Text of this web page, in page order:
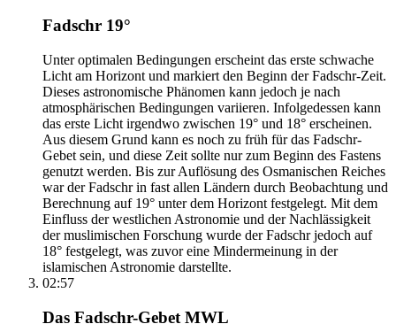
Fadschr 19°
Unter optimalen Bedingungen erscheint das erste schwache
Licht am Horizont und markiert den Beginn der Fadschr-Zeit.
Dieses astronomische Phänomen kann jedoch je nach
atmosphärischen Bedingungen variieren. Infolgedessen kann
das erste Licht irgendwo zwischen 19° und 18° erscheinen.
Aus diesem Grund kann es noch zu früh für das Fadschr-
Gebet sein, und diese Zeit sollte nur zum Beginn des Fastens
genutzt werden. Bis zur Auflösung des Osmanischen Reiches
war der Fadschr in fast allen Ländern durch Beobachtung und
Berechnung auf 19° unter dem Horizont festgelegt. Mit dem
Einfluss der westlichen Astronomie und der Nachlässigkeit
der muslimischen Forschung wurde der Fadschr jedoch auf
18° festgelegt, was zuvor eine Mindermeinung in der
islamischen Astronomie darstellte.
02:57
Das Fadschr-Gebet MWL